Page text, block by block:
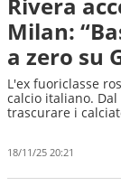
Milan:
a zero su
L'ex fuoriclasse
calcio italiano.
trascurare i
18/11/25 20:21